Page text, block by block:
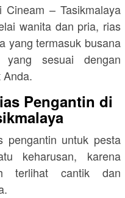
– Tasikmalaya
wanita dan pria, rias
yang termasuk busana
sesuai dengan
Pengantin di
pengantin untuk pesta
keharusan, karena
terlihat cantik dan